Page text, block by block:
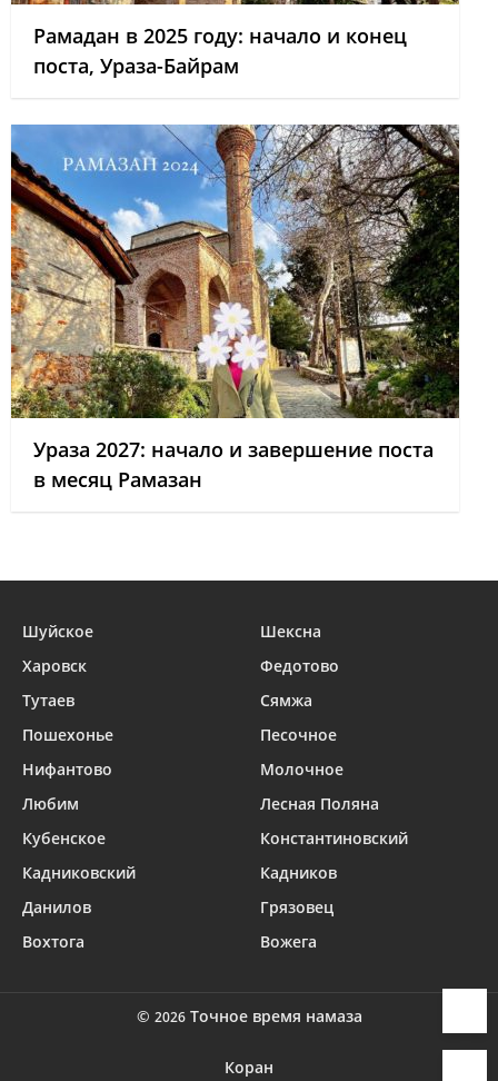
Рамадан в 2025 году: начало и конец
поста, Ураза-Байрам
Ураза 2027: начало и завершение поста
в месяц Рамазан
Шуйское
Шексна
Харовск
Федотово
Тутаев
Сямжа
Пошехонье
Песочное
Нифантово
Молочное
Любим
Лесная Поляна
Кубенское
Константиновский
Кадниковский
Кадников
Данилов
Грязовец
Вохтога
Вожега
© 2026 Точное время намаза
Коран